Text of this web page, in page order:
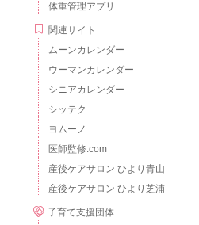
体重管理アプリ
関連サイト
ムーンカレンダー
ウーマンカレンダー
シニアカレンダー
シッテク
ヨムーノ
医師監修.com
産後ケアサロン ひより青山
産後ケアサロン ひより芝浦
子育て支援団体